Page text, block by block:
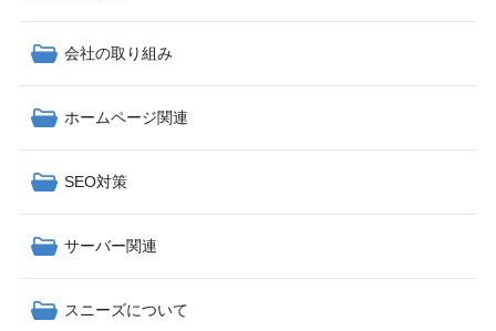
会社の取り組み
ホームページ関連
SEO対策
サーバー関連
スニーズについて